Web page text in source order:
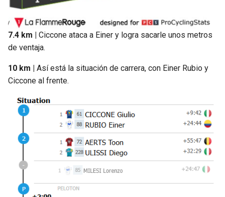
7.4 km | Ciccone ataca a Einer y logra sacarle unos metros
de ventaja.
10 km | Así está la situación de carrera, con Einer Rubio y
Ciccone al frente.